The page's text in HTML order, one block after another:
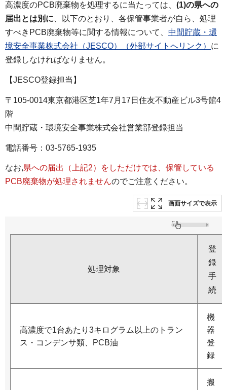
高濃度のPCB廃棄物を処理するに当たっては、 (1)の県への
届出とは別に 、以下のとおり、各保管事業者が自ら、処理
すべきPCB廃棄物等に関する情報について、 中間貯蔵・環
境安全事業株式会社（JESCO）（外部サイトへリンク） に
登録しなければなりません。
【JESCO登録担当】
〒105-0014東京都港区芝1年7月17日住友不動産ビル3号館4
階
中間貯蔵・環境安全事業株式会社営業部登録担当
電話番号：03-5765-1935
なお,県への届出（上記2）をしただけでは、保管している
PCB廃棄物が処理されませんのでご注意ください。
画面サイズで表示
処理対象
登
録
手
続
高濃度で1台あたり3キログラム以上のトラン
ス・コンデンサ類、PCB油
機
器
登
録
搬